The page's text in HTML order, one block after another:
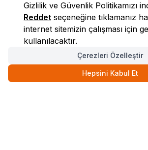
LokmanAVM
Gizlilik ve Güvenlik Politikamızı
Reddet seçeneğine tıklamanız
internet sitemizin çalışması için
kullanılacaktır.
Çerezleri Özelleştir
Hepsini Kabul Et